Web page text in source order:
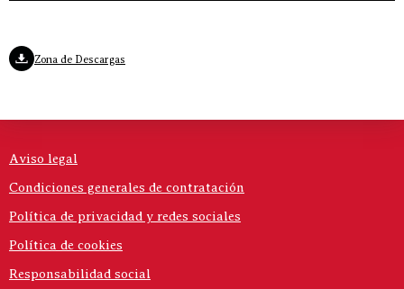
Zona de Descargas
Aviso legal
Condiciones generales de contratación
Política de privacidad y redes sociales
Política de cookies
Responsabilidad social